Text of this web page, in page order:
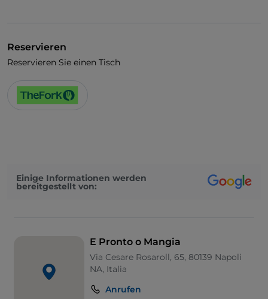
Reservieren
Reservieren Sie einen Tisch
Einige Informationen werden
bereitgestellt von:
E Pronto o Mangia
Via Cesare Rosaroll, 65, 80139 Napoli
NA, Italia
Anrufen